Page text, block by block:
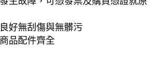
好無刮傷與無髒污
品配件齊全